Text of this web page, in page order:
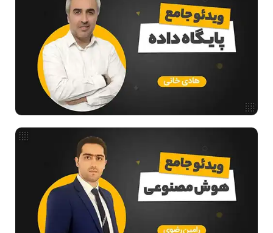
ریاضیات گسسته
مدار منطقی
ساختمان داده
طراحی الگوریتم
هوش مصنوعی
فناوری
مقالات عمومی رشته کامپیوتر
دانشگاه ها
اخبار آزمون ها